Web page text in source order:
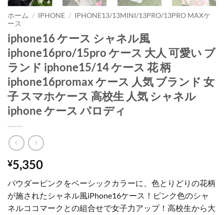
ホーム / IPHONE / IPHONE13/13MINI/13PRO/13PRO MAXケ
ース
iphone16 ケース シャネル風
iphone16pro/15pro ケース 大人 可愛い ブ
ランド iphone15/14 ケース 花 柄
iphone16promax ケース 人気 ブランド 女
子 スマホケース 高校生 人気 シャネル
iphone ケース パロディ
¥5,350
パウダーピンクをベーシックカラーに、色とりどりの花柄
が施されたシャネル風iPhone16ケース！ピンク色のシャ
ネルココマークとの組合せで女子力アップ！高校生から大